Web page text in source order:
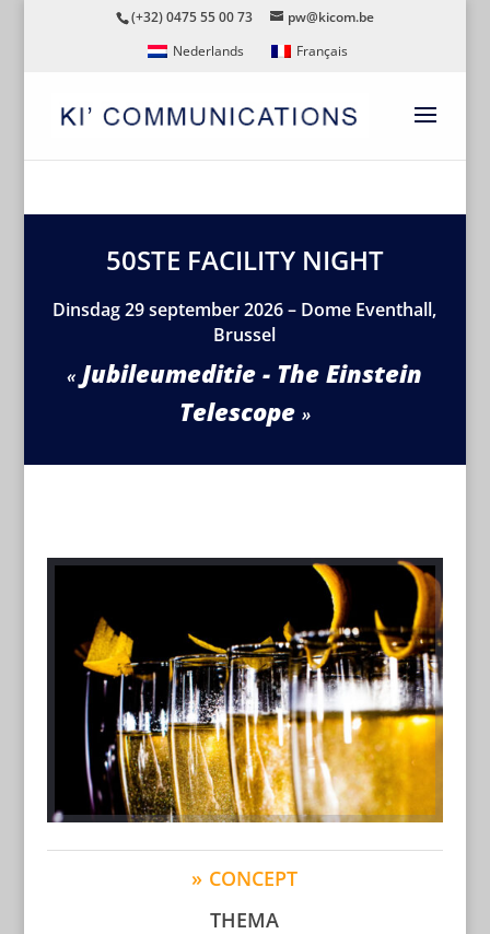
(+32) 0475 55 00 73
pw@kicom.be
Nederlands
Français
50STE FACILITY NIGHT
Dinsdag 29 september 2026 – Dome Eventhall,
Brussel
Jubileumeditie - The Einstein
Telescope
CONCEPT
THEMA